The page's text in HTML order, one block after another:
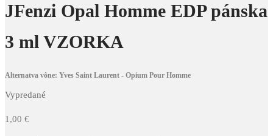
JFenzi Opal Homme EDP pánska
3 ml VZORKA
Alternatva vône: Yves Saint Laurent - Opium Pour Homme
Vypredané
1,00 €